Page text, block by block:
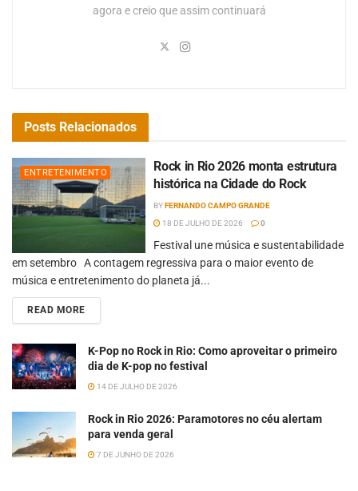
agora e creio que assim continuará
Posts Relacionados
ENTRETENIMENTO
Rock in Rio 2026 monta estrutura
histórica na Cidade do Rock
BYFERNANDO CAMPO GRANDE
18 DE JULHO DE 2026
0
Festival une música e sustentabilidade
em setembro A contagem regressiva para o maior evento de
música e entretenimento do planeta já...
READ MORE
K-Pop no Rock in Rio: Como aproveitar o primeiro
dia de K-pop no festival
14 DE JULHO DE 2026
Rock in Rio 2026: Paramotores no céu alertam
para venda geral
7 DE JUNHO DE 2026